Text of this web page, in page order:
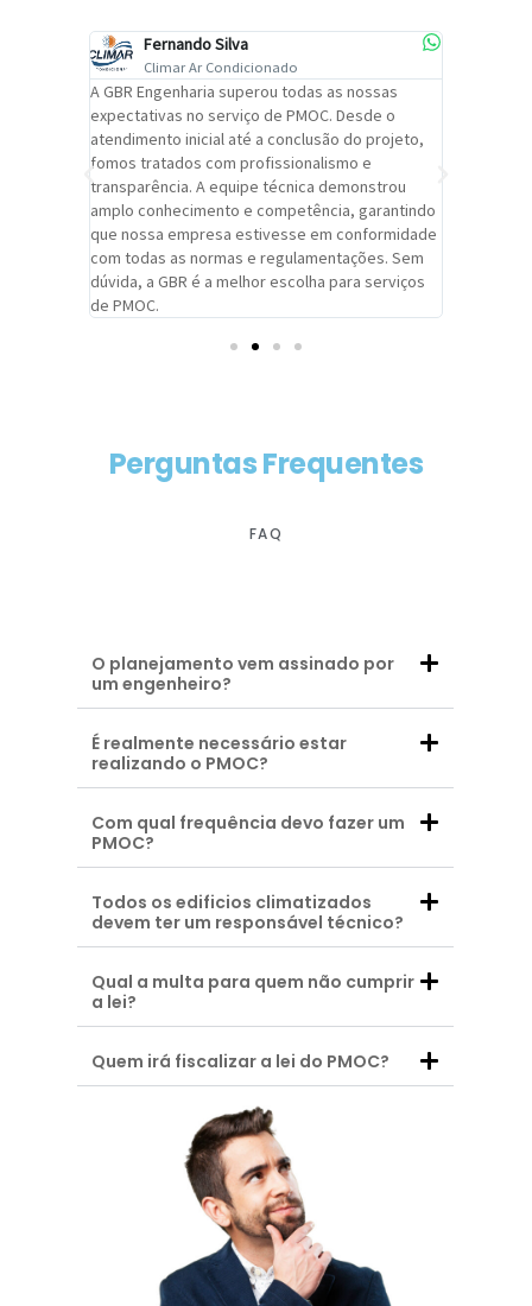
Fernando Silva
Climar Ar Condicionado
A GBR Engenharia superou todas as nossas
expectativas no serviço de PMOC. Desde o
atendimento inicial até a conclusão do projeto,
fomos tratados com profissionalismo e
transparência. A equipe técnica demonstrou
amplo conhecimento e competência, garantindo
que nossa empresa estivesse em conformidade
com todas as normas e regulamentações. Sem
dúvida, a GBR é a melhor escolha para serviços
de PMOC.
Perguntas Frequentes
FAQ
O planejamento vem assinado por
um engenheiro?
É realmente necessário estar
realizando o PMOC?
Com qual frequência devo fazer um
PMOC?
Todos os edificios climatizados
devem ter um responsável técnico?
Qual a multa para quem não cumprir
a lei?
Quem irá fiscalizar a lei do PMOC?